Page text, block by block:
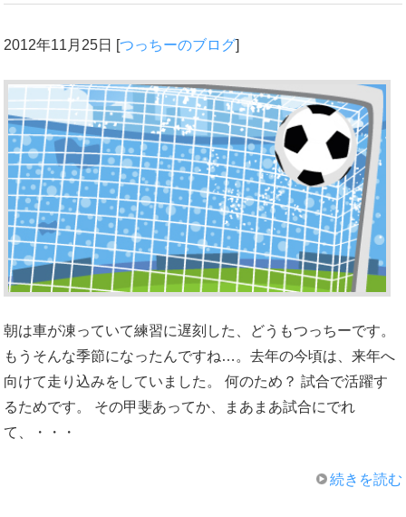
2012年11月25日 [つっちーのブログ]
朝は車が凍っていて練習に遅刻した、どうもつっちーです。
もうそんな季節になったんですね…。去年の今頃は、来年へ
向けて走り込みをしていました。 何のため？ 試合で活躍す
るためです。 その甲斐あってか、まあまあ試合にでれ
て、・・・
続きを読む